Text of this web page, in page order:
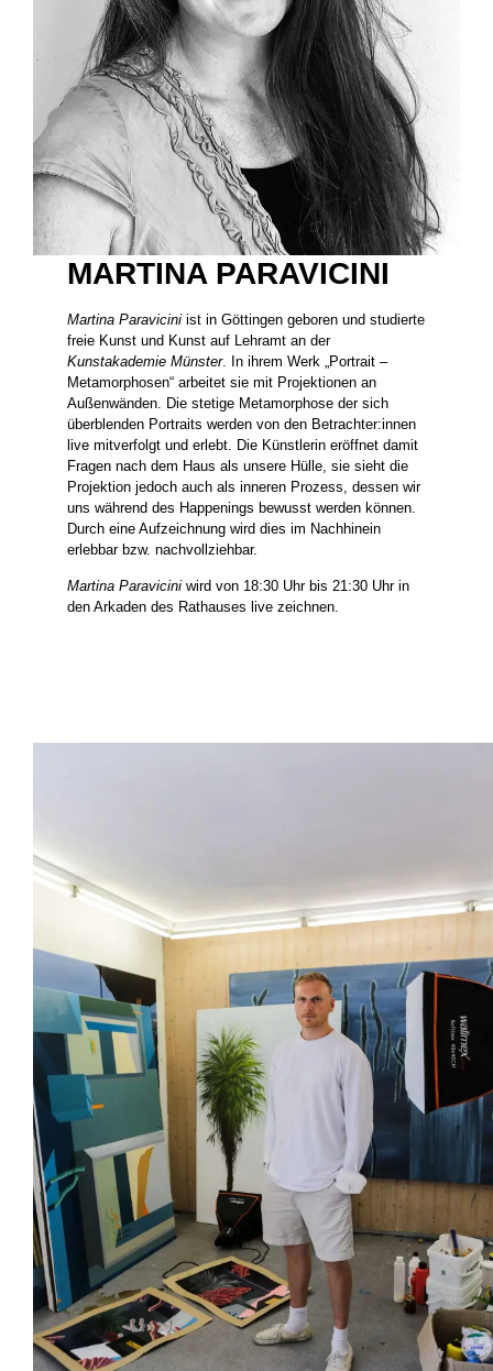
MARTINA PARAVICINI
Martina Paraviciniist in Göttingen geboren und studierte
freie Kunst und Kunst auf Lehramt an der
Kunstakademie Münster. In ihrem Werk „Portrait –
Metamorphosen“ arbeitet sie mit Projektionen an
Außenwänden. Die stetige Metamorphose der sich
überblenden Portraits werden von den Betrachter:innen
live mitverfolgt und erlebt. Die Künstlerin eröffnet damit
Fragen nach dem Haus als unsere Hülle, sie sieht die
Projektion jedoch auch als inneren Prozess, dessen wir
uns während des Happenings bewusst werden können.
Durch eine Aufzeichnung wird dies im Nachhinein
erlebbar bzw. nachvollziehbar.
Martina Paravicini wird von 18:30 Uhr bis 21:30 Uhr in
den Arkaden des Rathauses live zeichnen.